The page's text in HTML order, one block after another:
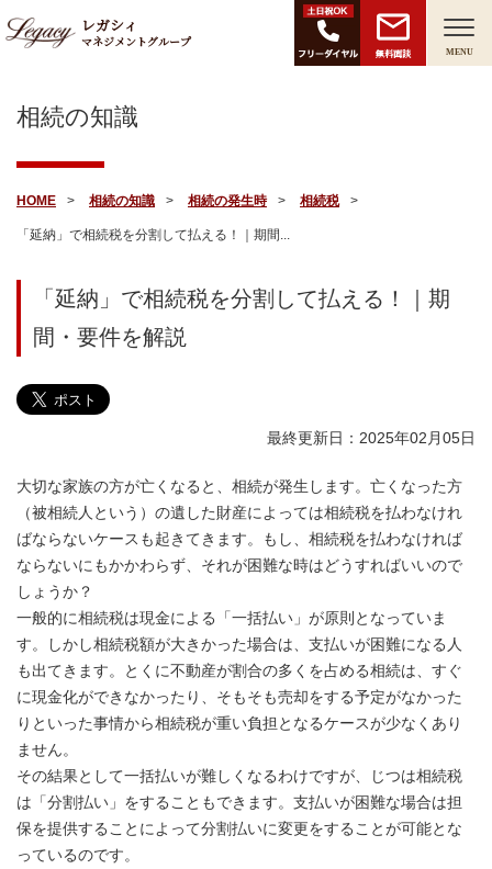
レガシィ
マネジメントグループ
無料面談 MENU
相続の知識
HOME 相続の知識 相続の発生時 相続税
「延納」で相続税を分割して払える！｜期間...
「延納」で相続税を分割して払える！｜期
間・要件を解説
最終更新日：2025年02月05日
大切な家族の方が亡くなると、相続が発生します。亡くなった方
（被相続人という）の遺した財産によっては相続税を払わなけれ
ばならないケースも起きてきます。もし、相続税を払わなければ
ならないにもかかわらず、それが困難な時はどうすればいいので
しょうか？
一般的に相続税は現金による「一括払い」が原則となっていま
す。しかし相続税額が大きかった場合は、支払いが困難になる人
も出てきます。とくに不動産が割合の多くを占める相続は、すぐ
に現金化ができなかったり、そもそも売却をする予定がなかった
りといった事情から相続税が重い負担となるケースが少なくあり
ません。
その結果として一括払いが難しくなるわけですが、じつは相続税
は「分割払い」をすることもできます。支払いが困難な場合は担
保を提供することによって分割払いに変更をすることが可能とな
っているのです。